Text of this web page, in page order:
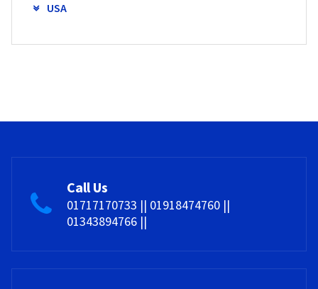
USA
Call Us
01717170733 || 01918474760 ||
01343894766 ||